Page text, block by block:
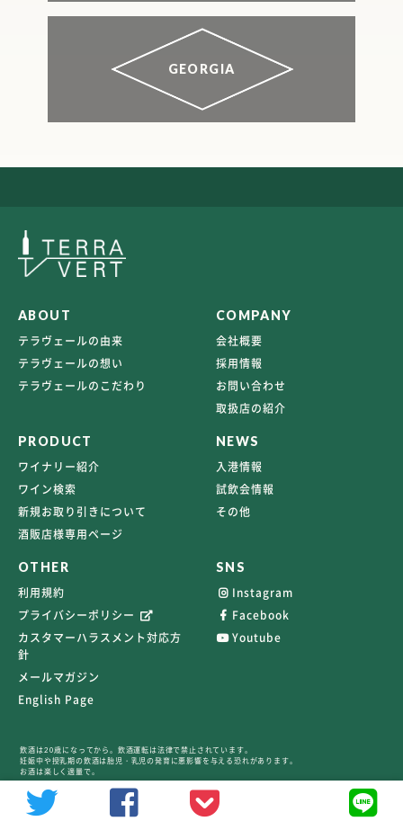
GEORGIA
ABOUT
テラヴェールの由来
テラヴェールの想い
テラヴェールのこだわり
COMPANY
会社概要
採用情報
お問い合わせ
取扱店の紹介
PRODUCT
ワイナリー紹介
ワイン検索
新規お取り引きについて
酒販店様専用ページ
NEWS
入港情報
試飲会情報
その他
OTHER
利用規約
プライバシーポリシー
カスタマーハラスメント対応方
針
メールマガジン
English Page
SNS
Instagram
Facebook
Youtube
飲酒は20歳になってから。飲酒運転は法律で禁止されています。
妊娠中や授乳期の飲酒は胎児・乳児の発育に悪影響を与える恐れがあります。
お酒は楽しく適量で。
©2026 TERRAVERT ALL RIGHTS RESERVED.